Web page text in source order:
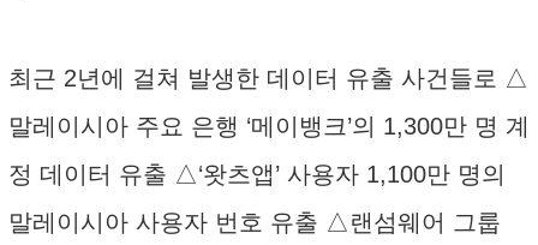
최근 2년에 걸쳐 발생한 데이터 유출 사건들로 △
말레이시아 주요 은행 ‘메이뱅크’의 1,300만 명 계
정 데이터 유출 △‘왓츠앱’ 사용자 1,100만 명의
말레이시아 사용자 번호 유출 △랜섬웨어 그룹